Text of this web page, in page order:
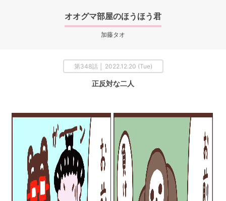
オオグマ部屋のほうほう君
加藤タオ
第348話 │ 2022.12.20 (Tue)
正反対な二人